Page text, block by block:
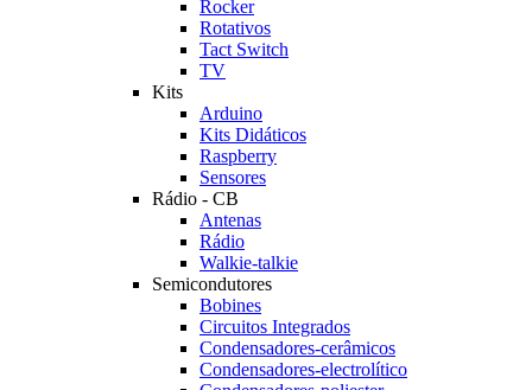
Rocker
Rotativos
Tact Switch
TV
Kits
Arduino
Kits Didáticos
Raspberry
Sensores
Rádio - CB
Antenas
Rádio
Walkie-talkie
Semicondutores
Bobines
Circuitos Integrados
Condensadores-cerâmicos
Condensadores-electrolítico